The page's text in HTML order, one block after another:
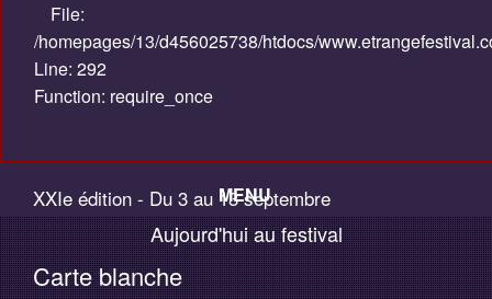
File:
/homepages/13/d456025738/htdocs/
Line: 292
Function: require_once
XXIe édition - Du 3 au 13 septembre
2015
MENU
Accueil
Palmarès / Compétitions
Aujourd'hui au festival
Carte blanche